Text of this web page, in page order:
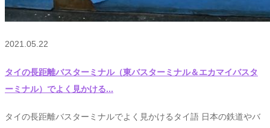
2021.05.22
タイの長距離バスターミナル（東バスターミナル＆エカマイバスタ
ーミナル）でよく見かける...
タイの長距離バスターミナルでよく見かけるタイ語 日本の鉄道やバ